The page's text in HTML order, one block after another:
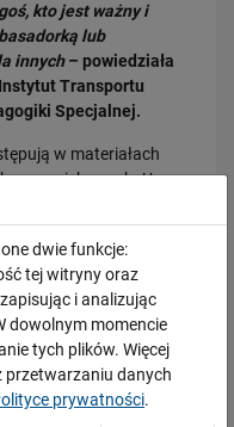
kto jest ważny i
lub
innych– powiedziała
Transportu
Specjalnej.
w materiałach
grup wiekowych. Uczą
W spotach
przepisów,
i przejazdach
uruchomiły PKP
jednej można m.in.
kierowcy przejmują kontrolę
rodzaj skrzyżowania
dwie funkcje:
tej witryny oraz
i analizując
dowolnym momencie
tych plików. Więcej
przetwarzaniu danych
prywatności.